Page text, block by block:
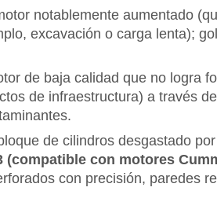
notablemente aumentado
excavación o carga lenta);
de baja calidad que no logra
de infraestructura) a través
de cilindros desgastado
(compatible con motores
con precisión, paredes